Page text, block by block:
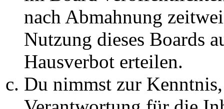
nach Abmahnung
Nutzung dieses Boards
Hausverbot erteilen.
Du nimmst zur